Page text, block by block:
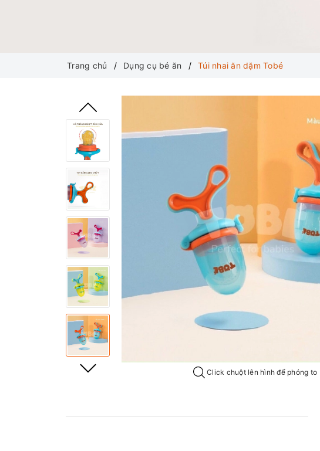
Trang chủ Dụng cụ bé ăn Túi nhai ăn dặm Tobé
Click chuột lên hình để phóng to